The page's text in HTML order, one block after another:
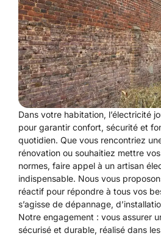
Dans votre habitation, l’électricité
pour garantir confort, sécurité et
quotidien. Que vous rencontriez
rénovation ou souhaitiez mettre
normes, faire appel à un artisan
indispensable. Nous vous
réactif pour répondre à tous vos
s’agisse de dépannage,
Notre engagement : vous assurer
sécurisé et durable, réalisé dans